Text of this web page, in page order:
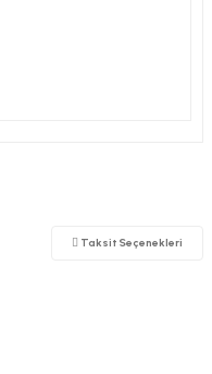
Taksit Seçenekleri